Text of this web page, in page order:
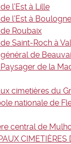
l’Est à Lille
l’Est à
Roubaix
Saint-Roch à
de
de la
cimetières du
nationale de
central de
CIMETIÈRES